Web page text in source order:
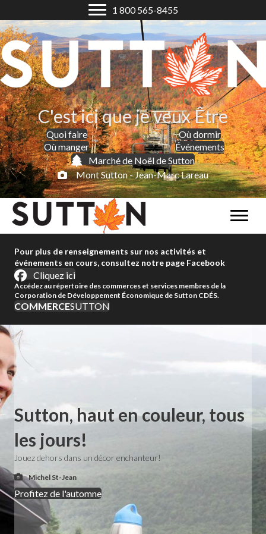
1 800 565-8455
C'est ici que je veux Être
Quoi faire
Où dormir
Où manger
Événements
Marché de Noël de Sutton
Mont Sutton - Jean-Marc Lareau
Pour plus de renseignements sur nos activités et
événements en cours, consultez notre page Facebook
Cliquez ici
Accédez au répertoire des commerces et services membres de la
Corporation de Développement Économique de Sutton CDÉS.
COMMERCESUTTON
Sutton, haut en couleur, tous
les jours!
Jouez dehors dans un décor enchanteur!
Michel St-Jean
Profitez de l'automne